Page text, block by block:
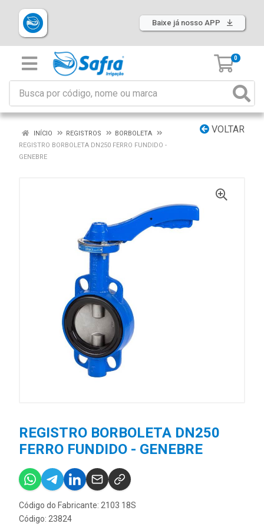
Baixe já nosso APP
0
VOLTAR
INÍCIO REGISTROS
BORBOLETA
REGISTRO BORBOLETA DN250 FERRO FUNDIDO -
GENEBRE
REGISTRO BORBOLETA DN250
FERRO FUNDIDO - GENEBRE
Código do Fabricante: 2103 18S
Código: 23824